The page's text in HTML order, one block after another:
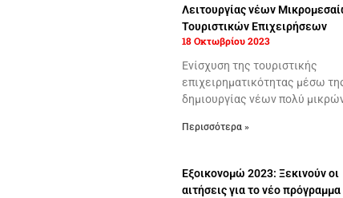
Λειτουργίας νέων
Τουριστικών Επιχειρήσεων
18 Οκτωβρίου 2023
Ενίσχυση της τουριστικής
επιχειρηματικότητας μέσω
δημιουργίας νέων πολύ
Περισσότερα »
Εξοικονομώ 2023: Ξεκινούν οι
αιτήσεις για το νέο πρόγραμμα